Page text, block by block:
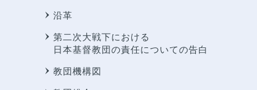
沿革
第二次大戦下における
日本基督教団の責任についての告白
教団機構図